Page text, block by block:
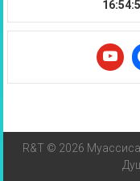
R&T © 2026